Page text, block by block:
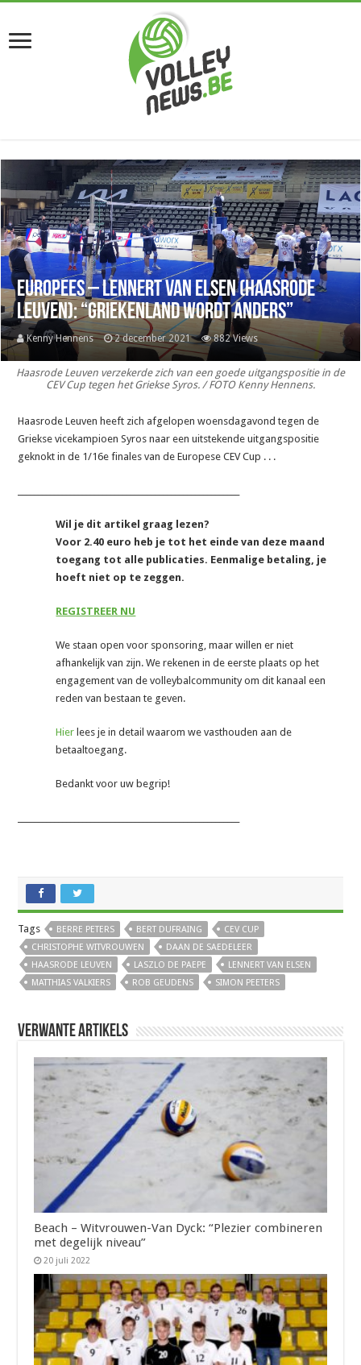
Europees – Lennert Van Elsen (Haasrode
Leuven): “Griekenland wordt anders”
Kenny Hennens 2 december 2021 882 Views
Haasrode Leuven verzekerde zich van een goede uitgangspositie in de
CEV Cup tegen het Griekse Syros. / FOTO Kenny Hennens.
Haasrode Leuven heeft zich afgelopen woensdagavond tegen de
Griekse vicekampioen Syros naar een uitstekende uitgangspositie
geknokt in de 1/16e finales van de Europese CEV Cup . . .
Wil je dit artikel graag lezen?
Voor 2.40 euro heb je tot het einde van deze maand
toegang tot alle publicaties. Eenmalige betaling, je
hoeft niet op te zeggen.
REGISTREER NU
We staan open voor sponsoring, maar willen er niet
afhankelijk van zijn. We rekenen in de eerste plaats op het
engagement van de volleybalcommunity om dit kanaal een
reden van bestaan te geven.
Hier lees je in detail waarom we vasthouden aan de
betaaltoegang.
Bedankt voor uw begrip!
Tags BERRE PETERS BERT DUFRAING
CEV CUP
CHRISTOPHE WITVROUWEN
DAAN DE SAEDELEER
HAASRODE LEUVEN
LASZLO DE PAEPE
LENNERT VAN ELSEN
MATTHIAS VALKIERS
ROB GEUDENS SIMON PEETERS
Verwante artikels
Beach – Witvrouwen-Van Dyck: “Plezier combineren
met degelijk niveau”
20 juli 2022